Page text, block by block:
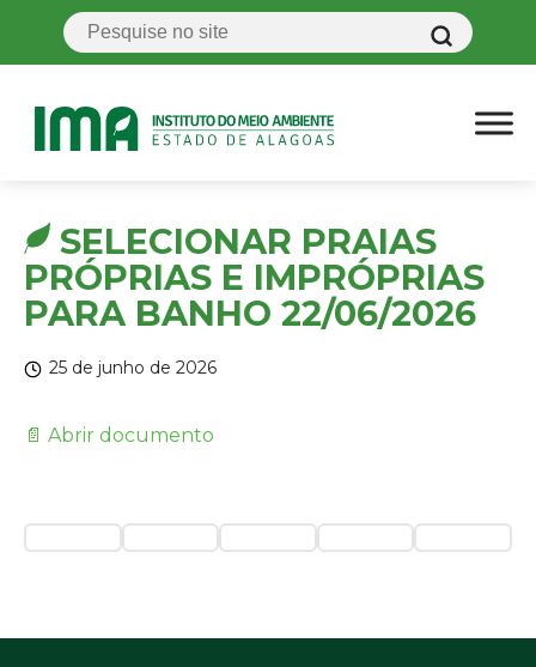
SELECIONAR PRAIAS
PRÓPRIAS E IMPRÓPRIAS
PARA BANHO 22/06/2026
25 de junho de 2026
📄 Abrir documento